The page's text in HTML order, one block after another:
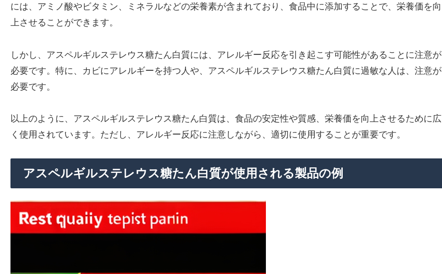
には、アミノ酸やビタミン、ミネラルなどの栄養素が含まれており、食品中に添加することで、栄養価を向
上させることができます。
しかし、アスペルギルステレウス糖たん白質には、アレルギー反応を引き起こす可能性があることに注意が
必要です。特に、カビにアレルギーを持つ人や、アスペルギルステレウス糖たん白質に過敏な人は、注意が
必要です。
以上のように、アスペルギルステレウス糖たん白質は、食品の安定性や質感、栄養価を向上させるために広
く使用されています。ただし、アレルギー反応に注意しながら、適切に使用することが重要です。
アスペルギルステレウス糖たん白質が使用される製品の例